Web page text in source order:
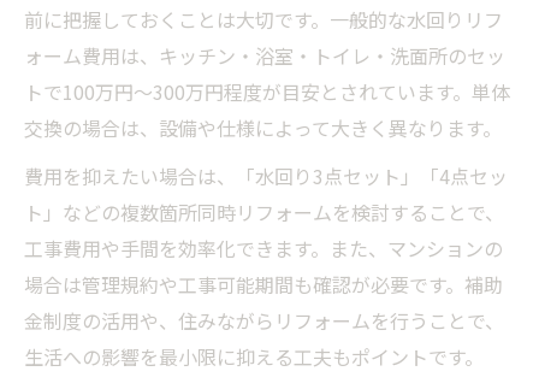
前に把握しておくことは大切です。一般的な水回りリフ
ォーム費用は、キッチン・浴室・トイレ・洗面所のセッ
トで100万円〜300万円程度が目安とされています。単体
交換の場合は、設備や仕様によって大きく異なります。
費用を抑えたい場合は、「水回り3点セット」「4点セッ
ト」などの複数箇所同時リフォームを検討することで、
工事費用や手間を効率化できます。また、マンションの
場合は管理規約や工事可能期間も確認が必要です。補助
金制度の活用や、住みながらリフォームを行うことで、
生活への影響を最小限に抑える工夫もポイントです。